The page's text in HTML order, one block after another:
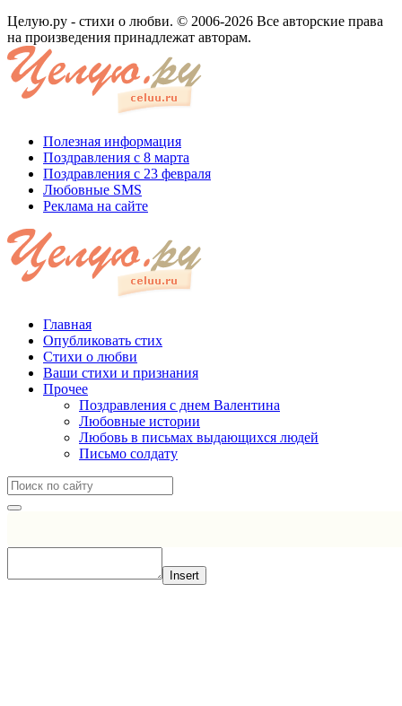
Целую.ру - стихи о любви. © 2006-2026 Все авторские права
на произведения принадлежат авторам.
Полезная информация
Поздравления с 8 марта
Поздравления с 23 февраля
Любовные SMS
Реклама на сайте
Главная
Опубликовать стих
Стихи о любви
Ваши стихи и признания
Прочее
Поздравления с днем Валентина
Любовные истории
Любовь в письмах выдающихся людей
Письмо солдату
Insert